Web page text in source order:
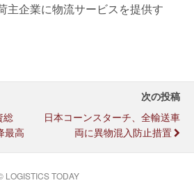
主企業に物流サービスを提供す
総
最高
次の投稿
日本コーンスターチ、全輸送車
両に異物混入防止措置
LOGISTICS TODAY